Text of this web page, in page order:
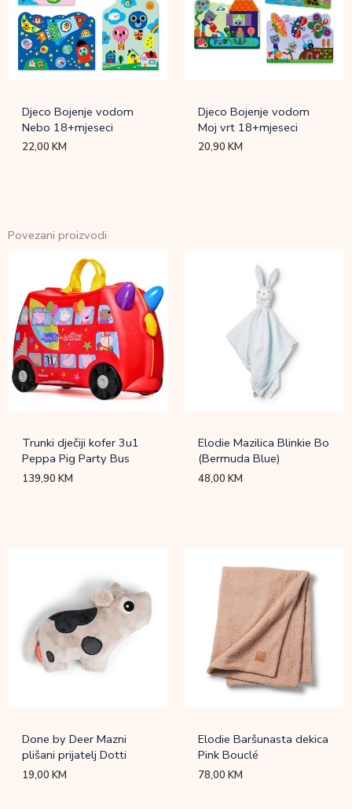
Djeco Bojenje vodom
Nebo 18+mjeseci
22,00KM
Djeco Bojenje vodom
Moj vrt 18+mjeseci
20,90KM
Povezani proizvodi
Trunki dječiji kofer 3u1
Peppa Pig Party Bus
139,90KM
Elodie Mazilica Blinkie Bo
(Bermuda Blue)
48,00KM
Done by Deer Mazni
plišani prijatelj Dotti
19,00KM
Elodie Baršunasta dekica
Pink Bouclé
78,00KM